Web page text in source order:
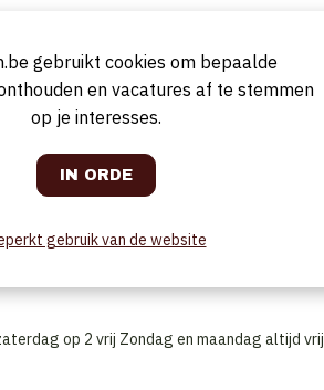
op 2 vrij Zondag en maandag altijd vrij
gebruikt cookies om bepaalde
en vacatures af te stemmen
op je interesses.
gebruik van de website